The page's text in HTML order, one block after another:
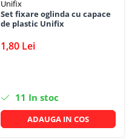
Unifix
Set fixare oglinda cu capace
de plastic Unifix
1,80 Lei
11 In stoc
ADAUGA IN COS